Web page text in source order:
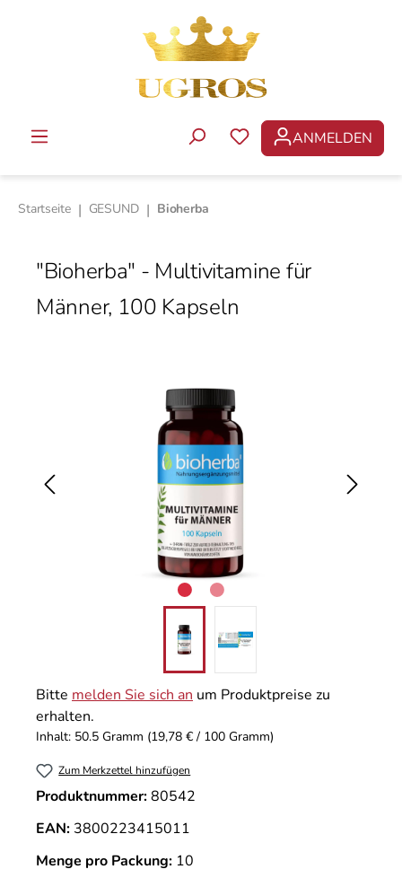
DU HAST 0
ANMELDEN
Startseite | GESUND | Bioherba
"Bioherba" - Multivitamine für
Männer, 100 Kapseln
Bitte melden Sie sich an um Produktpreise zu
erhalten.
Inhalt: 50.5 Gramm (19,78 € / 100 Gramm)
Zum Merkzettel hinzufügen
Produktnummer:80542
EAN: 3800223415011
Menge pro Packung: 10